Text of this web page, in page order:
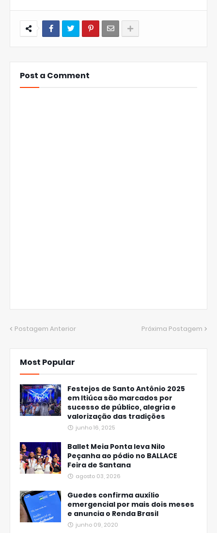
Post a Comment
Postagem Anterior Próxima Postagem
Most Popular
Festejos de Santo Antônio 2025
em Itiúca são marcados por
sucesso de público, alegria e
valorização das tradições
junho 16, 2025
Ballet Meia Ponta leva Nilo
Peçanha ao pódio no BALLACE
Feira de Santana
agosto 03, 2026
Guedes confirma auxílio
emergencial por mais dois meses
e anuncia o Renda Brasil
junho 09, 2020